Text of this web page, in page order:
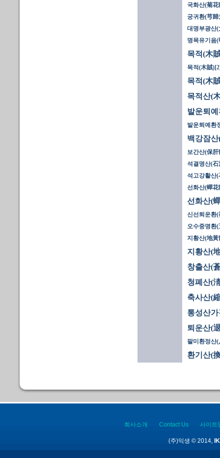
국화산(菊
궁귀환(芎歸
대명부광산
명목유기음
목적(木
목적(木賊
목적(木
목적산(
발운퇴
발운퇴예환
백강잠
보간산(保肝
석결명산(
석고강활산
선화산(蟬花
선화산(
신선퇴운환
오수중명환
지황산(地黃
지황산(
창출산(
청폐산(
축사산(
통성산
퇴운산(
팔미환정산
환기산(
회사소개 Contact Us 사이트
(주)익생 © 2014,